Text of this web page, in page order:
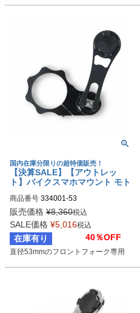
国内在庫分限りの超特価販売！
【決算SALE】【アウトレッ
ト】バイクスマホマウント モト
プタイプ ROKFORM
商品番号 334001-53
販売価格 ¥8,360税込
SALE価格 ¥5,016税込
在庫有り 40％OFF
直径53mmのフロントフォーク専用